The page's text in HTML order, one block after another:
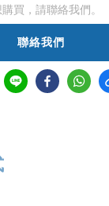
買，請聯絡我們。
聯絡我們